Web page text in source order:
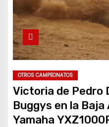
OTROS CAMPEONATOS
Victoria de Pedro
Buggys en la
Yamaha